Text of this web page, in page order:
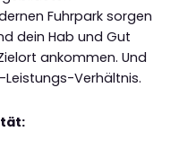
Fuhrpark sorgen
dein Hab und Gut
ankommen. Und
Verhältnis.